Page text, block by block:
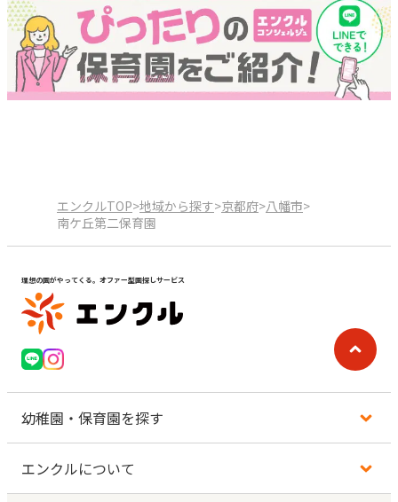
エンクルTOP>地域から探す>京都府>八幡市>
南ケ丘第二保育園
理想の園がやってくる。オファー型園探しサービス
幼稚園・保育園を探す
エンクルについて